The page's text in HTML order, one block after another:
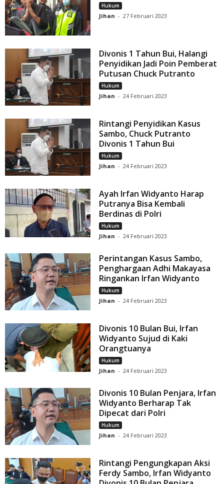
Hukum
Jihan - 27 Februari 2023
Divonis 1 Tahun Bui, Halangi
Penyidikan Jadi Poin Pemberat
Putusan Chuck Putranto
Hukum
Jihan - 24 Februari 2023
Rintangi Penyidikan Kasus
Sambo, Chuck Putranto
Divonis 1 Tahun Bui
Hukum
Jihan - 24 Februari 2023
Ayah Irfan Widyanto Harap
Putranya Bisa Kembali
Berdinas di Polri
Hukum
Jihan - 24 Februari 2023
Perintangan Kasus Sambo,
Penghargaan Adhi Makayasa
Ringankan Irfan Widyanto
Hukum
Jihan - 24 Februari 2023
Divonis 10 Bulan Bui, Irfan
Widyanto Sujud di Kaki
Orangtuanya
Hukum
Jihan - 24 Februari 2023
Divonis 10 Bulan Penjara, Irfan
Widyanto Berharap Tak
Dipecat dari Polri
Hukum
Jihan - 24 Februari 2023
Rintangi Pengungkapan Aksi
Ferdy Sambo, Irfan Widyanto